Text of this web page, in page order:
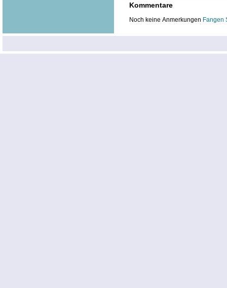
Kommentare
Noch keine Anmerkungen Fangen